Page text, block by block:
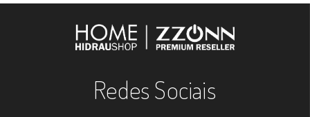
Redes Sociais